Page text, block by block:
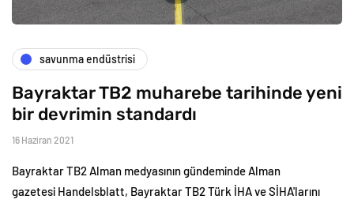
savunma endüstrisi
Bayraktar TB2 muharebe tarihinde yeni
bir devrimin standardı
16 Haziran 2021
Bayraktar TB2 Alman medyasının gündeminde Alman
gazetesi Handelsblatt, Bayraktar TB2 Türk İHA ve SİHA'larını